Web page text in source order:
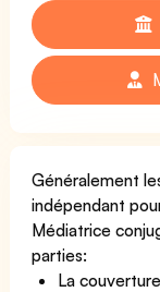
Généralement
indépendant
Médiatrice
parties:
La